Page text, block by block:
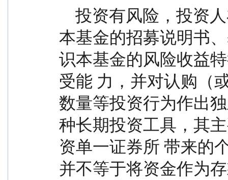
本基金的招募说明书
识本基金的风险收益
受能 力，并对认购（
数量等投资行为作出
种长期投资工具，其
资单一证券所 带来的
并不等于将资金作为